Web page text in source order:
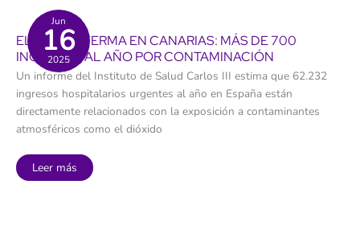
con
mayor
contaminación
del
aire
por
partículas
PM10
Jun
16
2025
EL AIRE ENFERMA EN CANARIAS: MÁS DE 700
INGRESOS AL AÑO POR CONTAMINACIÓN
Un informe del Instituto de Salud Carlos III estima que 62.232
ingresos hospitalarios urgentes al año en España están
directamente relacionados con la exposición a contaminantes
atmosféricos como el dióxido
El
aire
Leer más